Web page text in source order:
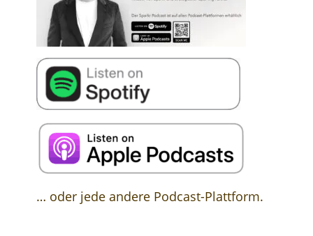
… oder jede andere Podcast-Plattform.